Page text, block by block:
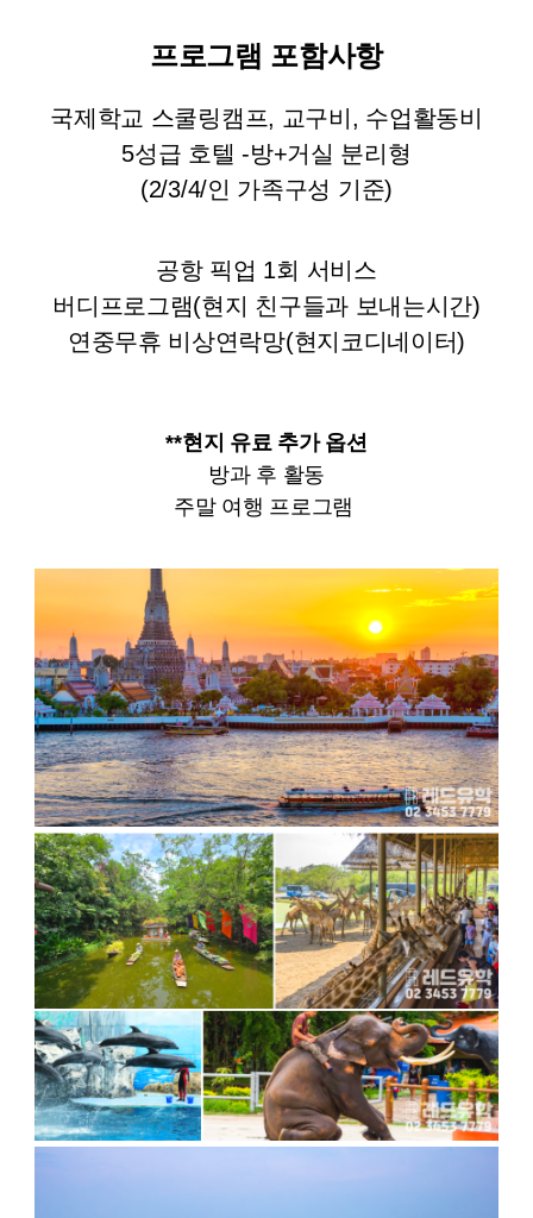
프로그램 포함사항
국제학교 스쿨링캠프, 교구비, 수업활동비
5성급 호텔 -방+거실 분리형
(2/3/4/인 가족구성 기준)
공항 픽업 1회 서비스
버디프로그램(현지 친구들과 보내는시간)
연중무휴 비상연락망(현지코디네이터)
**현지 유료 추가 옵션
방과 후 활동
주말 여행 프로그램